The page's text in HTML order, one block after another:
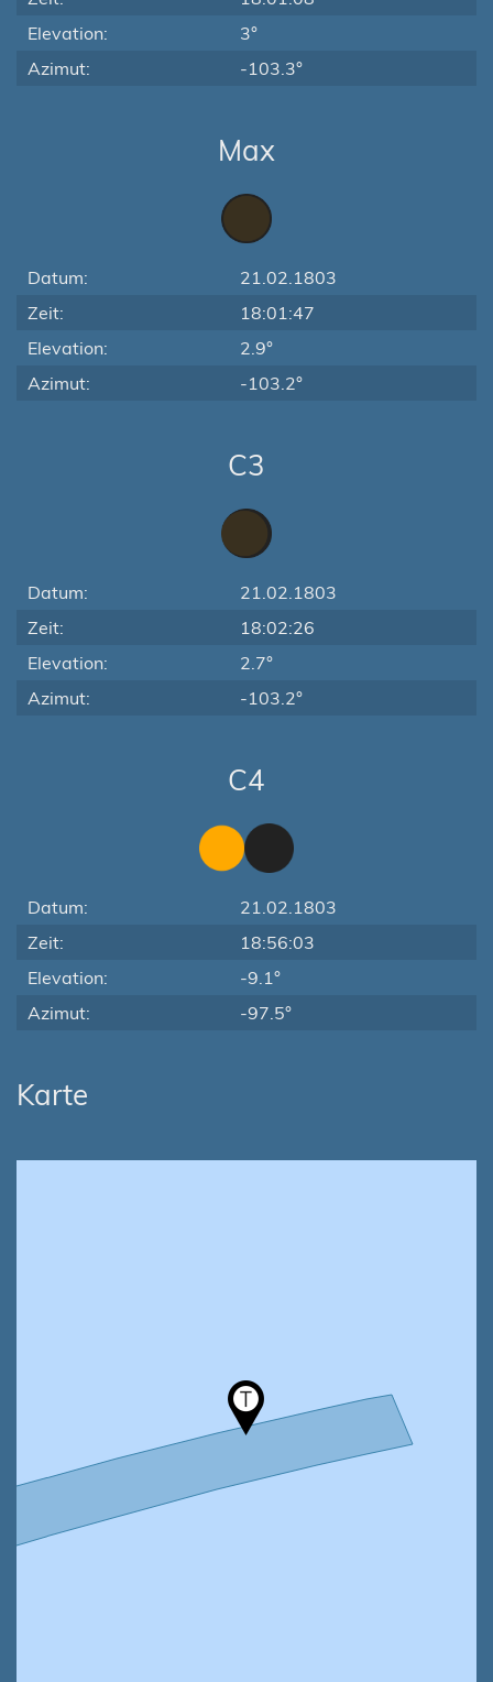
Elevation:
3°
Azimut:
-103.3°
Max
Datum:
21.02.1803
Zeit:
18:01:47
Elevation:
2.9°
Azimut:
-103.2°
C3
Datum:
21.02.1803
Zeit:
18:02:26
Elevation:
2.7°
Azimut:
-103.2°
C4
Datum:
21.02.1803
Zeit:
18:56:03
Elevation:
-9.1°
Azimut:
-97.5°
Karte